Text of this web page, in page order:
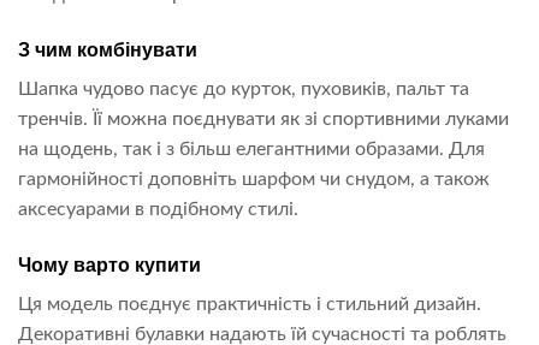
З чим комбінувати
Шапка чудово пасує до курток, пуховиків, пальт та
тренчів. Її можна поєднувати як зі спортивними луками
на щодень, так і з більш елегантними образами. Для
гармонійності доповніть шарфом чи снудом, а також
аксесуарами в подібному стилі.
Чому варто купити
Ця модель поєднує практичність і стильний дизайн.
Декоративні булавки надають їй сучасності та роблять